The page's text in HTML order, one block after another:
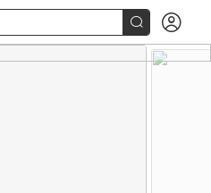
 